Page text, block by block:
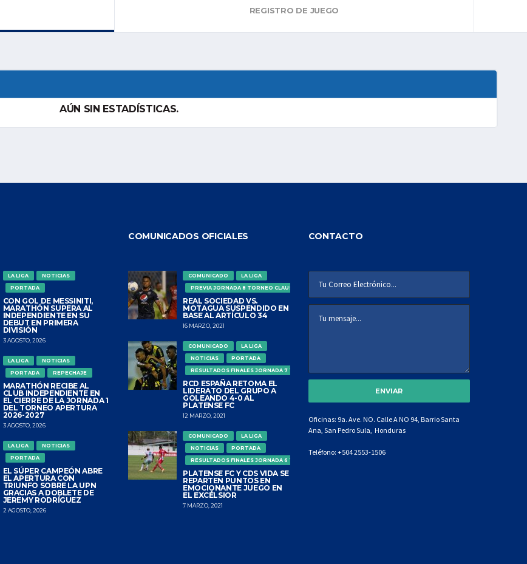
REGISTRO DE JUEGO
AÚN SIN ESTADÍSTICAS.
LA LIGA
NOTICIAS
PORTADA
CON GOL DE MESSINITI,
MARATHÓN SUPERA AL
INDEPENDIENTE EN SU
DEBUT EN PRIMERA
DIVISIÓN
3 AGOSTO, 2026
LA LIGA
NOTICIAS
PORTADA
REPECHAJE
MARATHÓN RECIBE AL
CLUB INDEPENDIENTE EN
EL CIERRE DE LA JORNADA 1
DEL TORNEO APERTURA
2026-2027
3 AGOSTO, 2026
LA LIGA
NOTICIAS
PORTADA
EL SÚPER CAMPEÓN ABRE
EL APERTURA CON
TRIUNFO SOBRE LA UPN
GRACIAS A DOBLETE DE
JEREMY RODRÍGUEZ
2 AGOSTO, 2026
COMUNICADOS OFICIALES
COMUNICADO
LA LIGA
PREVIA JORNADA 8 TORNEO CLAUSURA
REAL SOCIEDAD VS.
MOTAGUA SUSPENDIDO EN
BASE AL ARTÍCULO 34
16 MARZO, 2021
COMUNICADO
LA LIGA
NOTICIAS
PORTADA
RESULTADOS FINALES JORNADA 7 TORNEO CLAUSURA
RCD ESPAÑA RETOMA EL
LIDERATO DEL GRUPO A
GOLEANDO 4-0 AL
PLATENSE FC
12 MARZO, 2021
COMUNICADO
LA LIGA
NOTICIAS
PORTADA
RESULTADOS FINALES JORNADA 6 TORNEO CLAUSURA
PLATENSE FC Y CDS VIDA SE
REPARTEN PUNTOS EN
EMOCIONANTE JUEGO EN
EL EXCÉLSIOR
7 MARZO, 2021
CONTACTO
Oficinas: 9a. Ave. NO. Calle A NO 94, Barrio Santa
Ana, San Pedro Sula, Honduras
Teléfono: +504 2553-1506